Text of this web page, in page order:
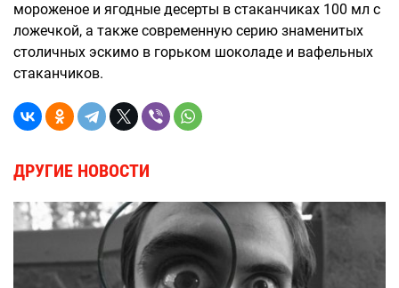
мороженое и ягодные десерты в стаканчиках 100 мл с
ложечкой, а также современную серию знаменитых
столичных эскимо в горьком шоколаде и вафельных
стаканчиков.
ДРУГИЕ НОВОСТИ